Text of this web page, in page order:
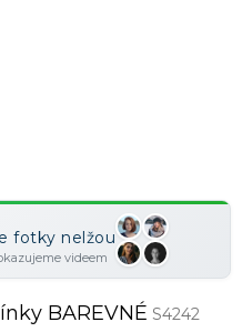
fotky nelžou
videem
BAREVNÉ S4242